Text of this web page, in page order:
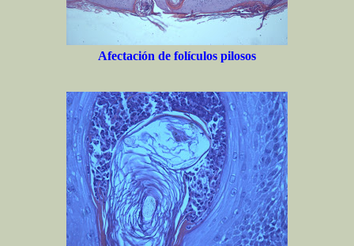
Afectación de folículos pilosos